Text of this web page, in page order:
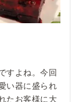
すよね。今回
い器に盛られ
たお客様に大